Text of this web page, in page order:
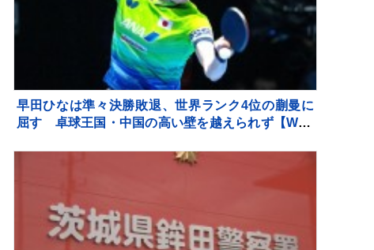
早田ひなは準々決勝敗退、世界ランク4位の蒯曼に
屈す 卓球王国・中国の高い壁を越えられず【WTT